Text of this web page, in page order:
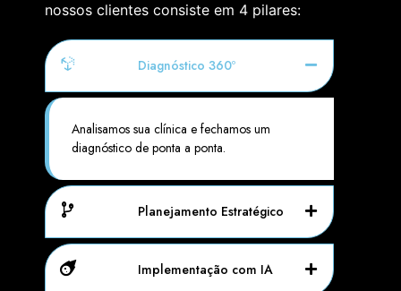
nossos clientes consiste em 4 pilares:
Diagnóstico 360º
Analisamos sua clínica e fechamos um
diagnóstico de ponta a ponta.
Planejamento Estratégico
Implementação com IA